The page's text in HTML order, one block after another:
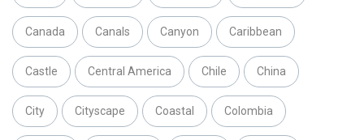
Canada Canals Canyon Caribbean
Castle Central America Chile China
City Cityscape Coastal Colombia